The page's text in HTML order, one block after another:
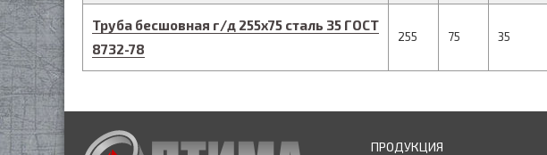
Труба бесшовная г/д 255х75 сталь 35 ГОСТ
8732-78
255 75 35
ПРОДУКЦИЯ